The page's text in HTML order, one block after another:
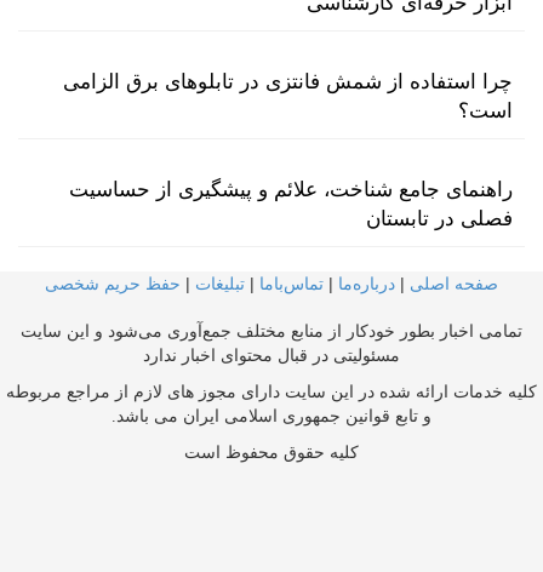
چرا استفاده از شمش فانتزی در تابلوهای برق الزامی
است؟
راهنمای جامع شناخت، علائم و پیشگیری از حساسیت
فصلی در تابستان
صفحه اصلی | درباره‌ما | تماس‌با‌ما | تبلیغات | حفظ حریم شخصی
تمامی اخبار بطور خودکار از منابع مختلف جمع‌آوری می‌شود و این سایت
مسئولیتی در قبال محتوای اخبار ندارد
کلیه خدمات ارائه شده در این سایت دارای مجوز های لازم از مراجع مربوطه
و تابع قوانین جمهوری اسلامی ایران می باشد.
کلیه حقوق محفوظ است